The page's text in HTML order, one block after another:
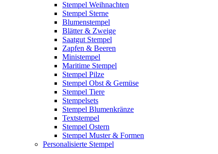
Stempel Weihnachten
Stempel Sterne
Blumenstempel
Blätter & Zweige
Saatgut Stempel
Zapfen & Beeren
Ministempel
Maritime Stempel
Stempel Pilze
Stempel Obst & Gemüse
Stempel Tiere
Stempelsets
Stempel Blumenkränze
Textstempel
Stempel Ostern
Stempel Muster & Formen
Personalisierte Stempel